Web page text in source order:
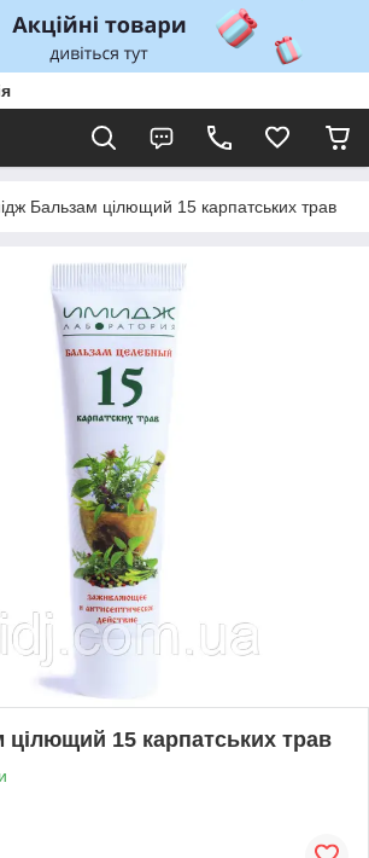
Бальзам цілющий 15 карпатських трав
цілющий 15 карпатських трав